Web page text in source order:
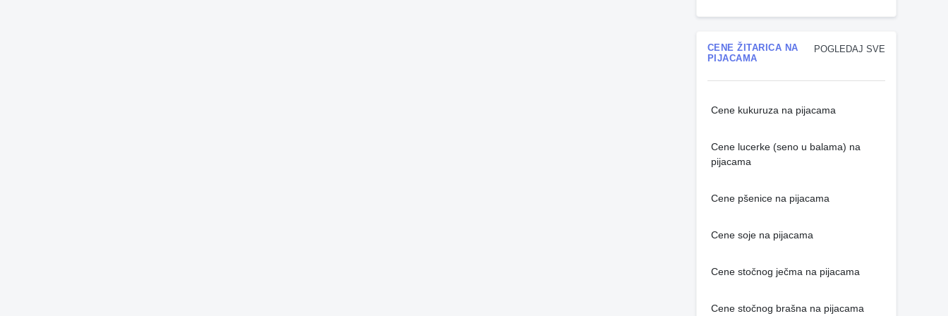
POGLEDAJ SVE
CENE ŽITARICA NA
PIJACAMA
Cene kukuruza na pijacama
Cene lucerke (seno u balama) na
pijacama
Cene pšenice na pijacama
Cene soje na pijacama
Cene stočnog ječma na pijacama
Cene stočnog brašna na pijacama